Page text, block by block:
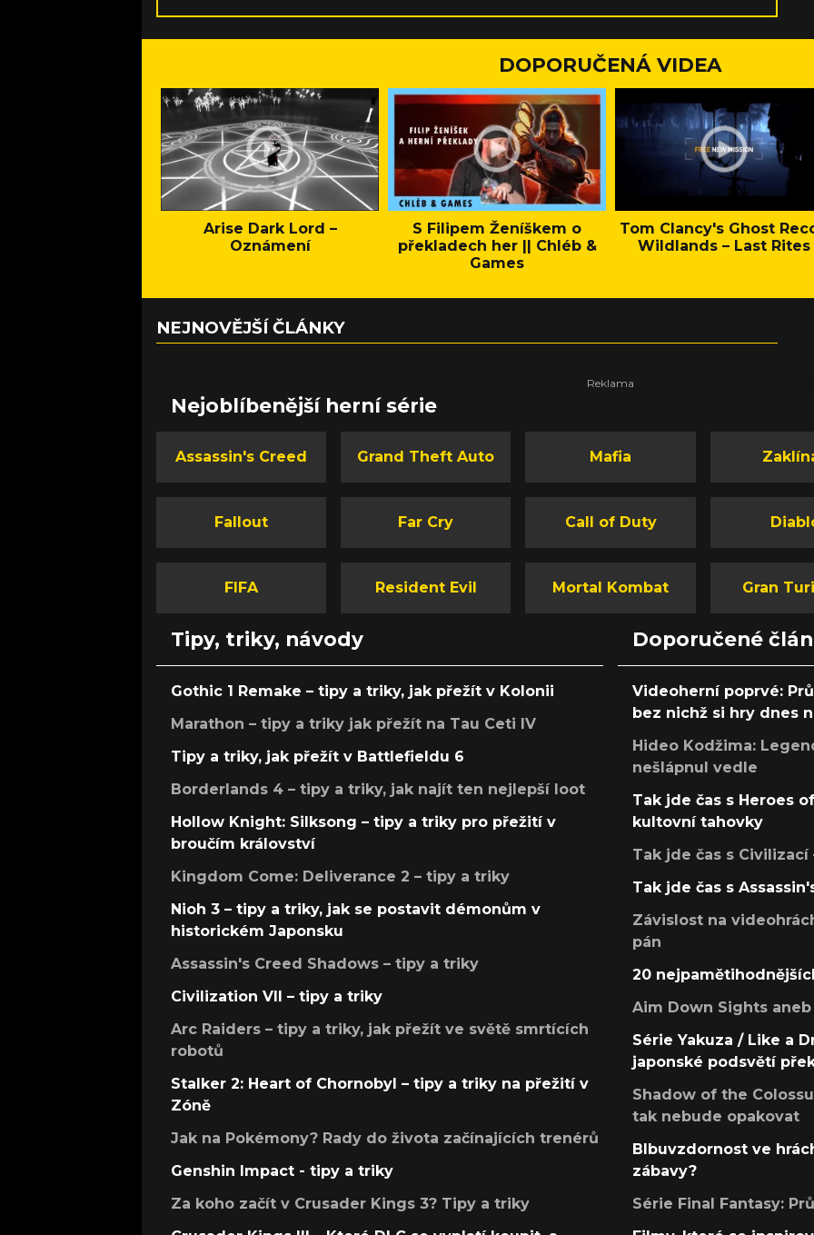
DOPORUČENÁ VIDEA
Arise Dark Lord –
Oznámení
S Filipem Ženíškem o
překladech her || Chléb &
Games
Tom Clancy's Ghost
Wildlands – Last Rites
NEJNOVĚJŠÍ ČLÁNKY
Nejoblíbenější herní série
Assassin's Creed Grand Theft Auto Mafia
Fallout Far Cry Call of Duty
FIFA Resident Evil Mortal Kombat Gran
Tipy, triky, návody
Gothic 1 Remake – tipy a triky, jak přežít v Kolonii
Marathon – tipy a triky jak přežít na Tau Ceti IV
Tipy a triky, jak přežít v Battlefieldu 6
Borderlands 4 – tipy a triky, jak najít ten nejlepší loot
Hollow Knight: Silksong – tipy a triky pro přežití v
broučím království
Kingdom Come: Deliverance 2 – tipy a triky
Nioh 3 – tipy a triky, jak se postavit démonům v
historickém Japonsku
Assassin's Creed Shadows – tipy a triky
Civilization VII – tipy a triky
Arc Raiders – tipy a triky, jak přežít ve světě smrtících
robotů
Stalker 2: Heart of Chornobyl – tipy a triky na přežití v
Zóně
Jak na Pokémony? Rady do života začínajících trenérů
Genshin Impact - tipy a triky
Za koho začít v Crusader Kings 3? Tipy a triky
Doporučené
Videoherní poprvé:
bez nichž si hry dnes
Hideo Kodžima:
nešlápnul vedle
Tak jde čas s Heroes
kultovní tahovky
Tak jde čas s
Tak jde čas s
Závislost na
pán
20
Aim Down Sights
Série Yakuza / Like a
japonské podsvětí
Shadow of the
tak nebude opakovat
Blbuvzdornost ve
zábavy?
Série Final Fantasy: